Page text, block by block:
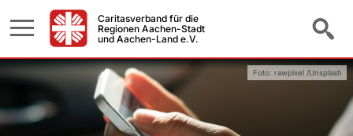
Caritasverband für die
Regionen Aachen-Stadt
und Aachen-Land e.V.
Foto: rawpixel /Unsplash